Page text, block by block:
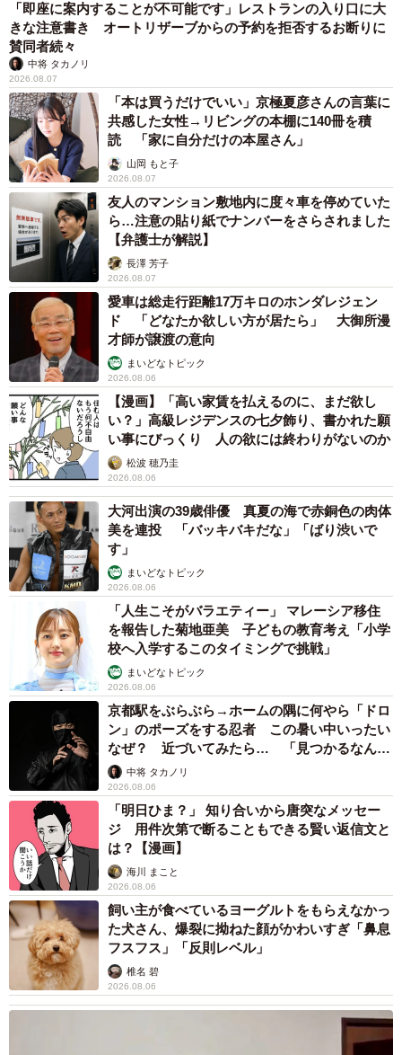
「震災を経てより地域密着への思いが強くなったためで
す。3.11の東日本大震災では当館も甚大な被害を受け、再
開も見通しの立たない状況でした。誰もが大変な中、地域
のみなさまに支えられたおかげで、現在も元の場所で開館
できています。ですので再オープンが決まった際には、北
三陸の水産文化を伝える社会教育施設として地域に根差し
た貢献を目指しました。水産文化を伝える過程で北三陸の
伝統的な文化である一方、認知されていない潜水技術を発
信していこうという経緯があります。
少人数という都合上、土日祝限定の実演となるため来館者
の方に見てもらう機会は少ないと思いますが、伝統的な装
備で 『水にもぐる迫力』をご覧いただければうれしいで
す」
日本の海を支える潜水士の活躍
――「南部もぐり」は、現在はどのようなことに利用され
ているのでしょうか。地元の岩手県立種市（たねいち）高
校には、全国初の養成コースもあるようですが…。
「南部もぐり発祥の地・洋野町にある種市高校では、潜水
士を目指す生徒にこの伝統的な潜水服を経験させること
で、ヘルメット式潜水の技術を教育しています。古くは明
治31年から100年以上に渡り受け継がれてきた潜水服のた
め、操作難度は高い分、潜水者の技術が向上し、他の潜水
服にも応用が利く、いわば潜水技術習得のための教材とし
て用いられています。その上で、種市高校では実際の現場
で用いられる、スキューバ式、フーカー式、全面マスク式
など各種潜水方法の訓練も行われています。
そして洋野町では、南部もぐりの生みの親を曾祖父にもつ
ご兄弟が、伝統の文化として引き継ぎ、次代に残すため、
南部もぐりの普及活動や天然ホヤ漁など現役で活動されて
います」
ーーホームページには千葉の潜水夫たちの房州もぐりも出
てきますが、日本には地域ごとの「もぐり」が多く存在す
るのでしょうか。
「私の知る限り「南部もぐり」のように〇〇もぐりと固有
名称として現在も存在するものは珍しいのかな、と思いま
す。ただ、私たちが知らないだけで海の中にもぐり、活躍
「即座に案内することが不可能です」レストランの入り口に大
きな注意書き オートリザーブからの予約を拒否するお断りに
賛同者続々
中将 タカノリ
2026.08.07
「本は買うだけでいい」京極夏彦さんの言葉に
共感した女性→リビングの本棚に140冊を積
読 「家に自分だけの本屋さん」
山岡 もと子
2026.08.07
友人のマンション敷地内に度々車を停めていた
ら…注意の貼り紙でナンバーをさらされました
【弁護士が解説】
長澤 芳子
2026.08.07
愛車は総走行距離17万キロのホンダレジェン
ド 「どなたか欲しい方が居たら」 大御所漫
才師が譲渡の意向
まいどなトピック
2026.08.06
【漫画】「高い家賃を払えるのに、まだ欲し
い？」高級レジデンスの七夕飾り、書かれた願
い事にびっくり 人の欲には終わりがないのか
松波 穂乃圭
2026.08.06
大河出演の39歳俳優 真夏の海で赤銅色の肉体
美を連投 「バッキバキだな」「ばり渋いで
す」
まいどなトピック
2026.08.06
「人生こそがバラエティー」 マレーシア移住
を報告した菊地亜美 子どもの教育考え「小学
校へ入学するこのタイミングで挑戦」
まいどなトピック
2026.08.06
京都駅をぶらぶら→ホームの隅に何やら「ドロ
ン」のポーズをする忍者 この暑い中いったい
なぜ？ 近づいてみたら… 「見つかるなんて
未熟」中将 タカノリ
2026.08.06
「明日ひま？」 知り合いから唐突なメッセー
ジ 用件次第で断ることもできる賢い返信文と
は？【漫画】
海川 まこと
2026.08.06
飼い主が食べているヨーグルトをもらえなかっ
た犬さん、爆裂に拗ねた顔がかわいすぎ「鼻息
フスフス」「反則レベル」
椎名 碧
2026.08.06